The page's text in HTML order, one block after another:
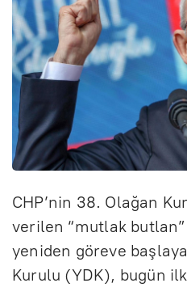
CHP’nin 38. Olağan
verilen “mutlak butlan”
yeniden göreve
Kurulu (YDK), bugün